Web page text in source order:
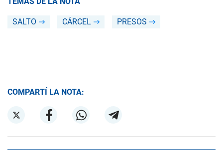
SALTO CÁRCEL PRESOS
COMPARTÍ LA NOTA: